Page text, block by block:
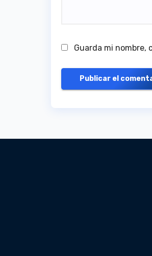
Guarda mi nombre,